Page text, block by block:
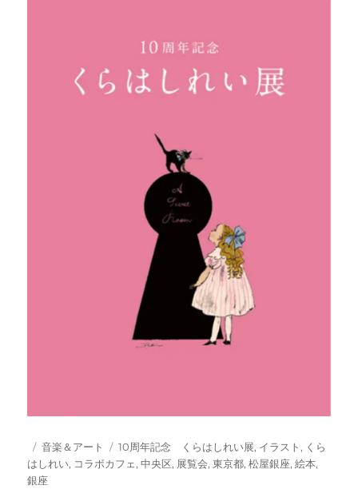
投
稿
日:
カ
テ
ゴ
音楽＆アート
タ
グ
10周年記念 くらはしれい展, イラスト, くら
はしれい, コラボカフェ,中央区, 展覧会,東京都,松屋銀座,絵本,
銀座